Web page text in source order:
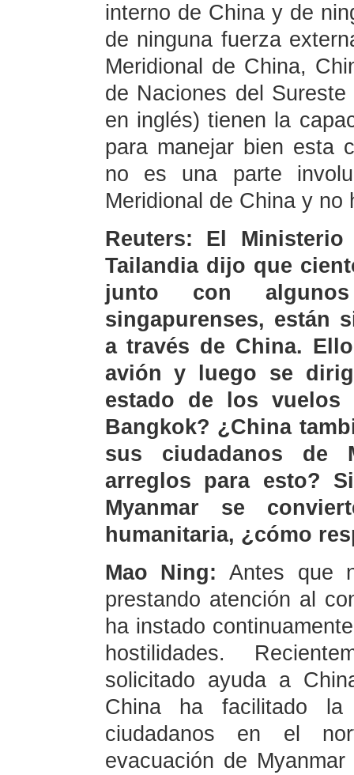
interno de China y de
de ninguna fuerza
Meridional de China,
de Naciones del
en inglés) tienen la
para manejar bien esta
no es una parte
Meridional de China y
Reuters: El
Tailandia dijo que
junto con
singapurenses, están
a través de China.
avión y luego se
estado de los vuelos
Bangkok? ¿China
sus ciudadanos de
arreglos para esto?
Myanmar se
humanitaria, ¿cómo
Mao Ning:Antes que
prestando atención al
ha instado
hostilidades.
solicitado ayuda a
China ha facilitado
ciudadanos en el
evacuación de